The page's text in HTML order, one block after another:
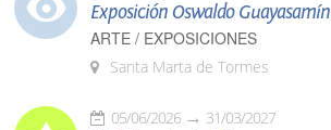
Exposición Oswaldo Guayasamín
ARTE / EXPOSICIONES
Santa Marta de Tormes
05/06/2026 31/03/2027